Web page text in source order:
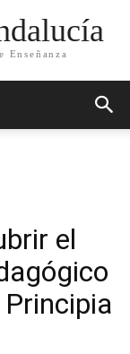
Enseñanza
el